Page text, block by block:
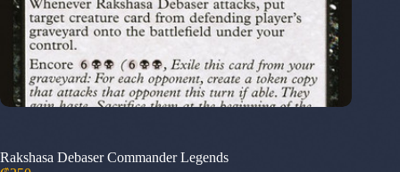
Rakshasa Debaser Commander Legends